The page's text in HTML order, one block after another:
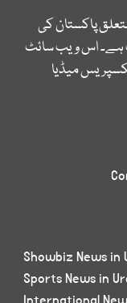
پاکستان کی
ہے۔ اس ویب سائٹ
میڈیا
Showbiz News in
Sports News in